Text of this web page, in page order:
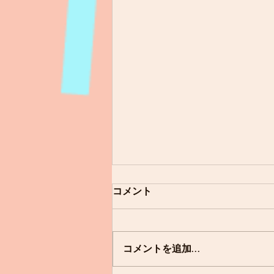
寒天遊び
コメント
コメントを追加…